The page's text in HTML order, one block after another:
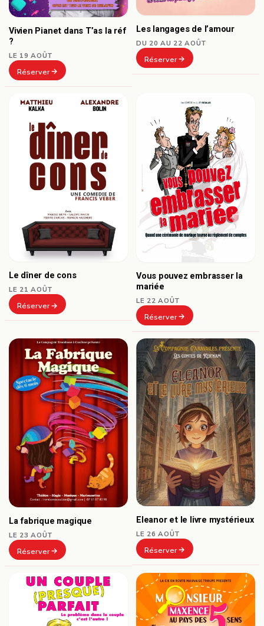
Vivien Pianet dans T’as la réf
?
LE 19 AOÛT
Réserver
Les langages de l’amour
DU 20 AU 22 AOÛT
Réserver
Le dîner de cons
LE 21 AOÛT
Réserver
Vous pouvez embrasser la
mariée
LE 22 AOÛT
Réserver
La fabrique magique
LE 23 AOÛT
Réserver
Eleanor et le livre mystérieux
LE 26 AOÛT
Réserver